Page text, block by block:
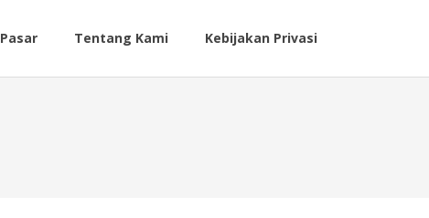
Pasar Tentang Kami Kebijakan Privasi